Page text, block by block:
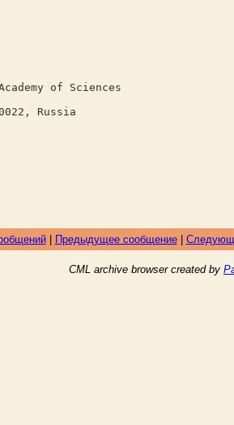
of Sciences
Russia
| Предыдущее сообщение|
CML archive browser created by